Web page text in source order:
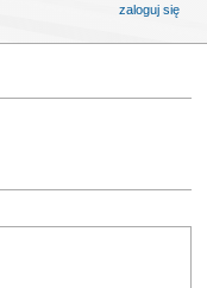
zaloguj się